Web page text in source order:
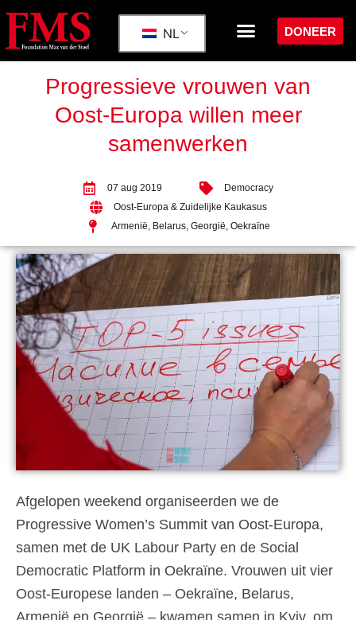
NL DONEER
Progressieve vrouwen van
Oost-Europa willen meer
samenwerken
07 aug 2019
Democracy
Oost-Europa & Zuidelijke Kaukasus
Armenië, Belarus, Georgië, Oekraïne
Afgelopen weekend organiseerden we de
Progressive Women’s Summit van Oost-Europa,
samen met de UK Labour Party en de Social
Democratic Platform in Oekraïne. Vrouwen uit vier
Oost-Europese landen – Oekraïne, Belarus,
Armenië en Georgië – kwamen samen in Kyiv, om